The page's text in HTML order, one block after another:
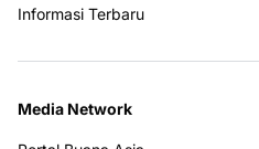
Informasi Terbaru
Media Network